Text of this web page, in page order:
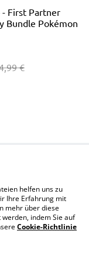
- First Partner
Bundle Pokémon
€
Richtlinie
helfen uns zu
Ihre Erfahrung mit
mehr über diese
indem Sie auf
Cookie-Richtlinie